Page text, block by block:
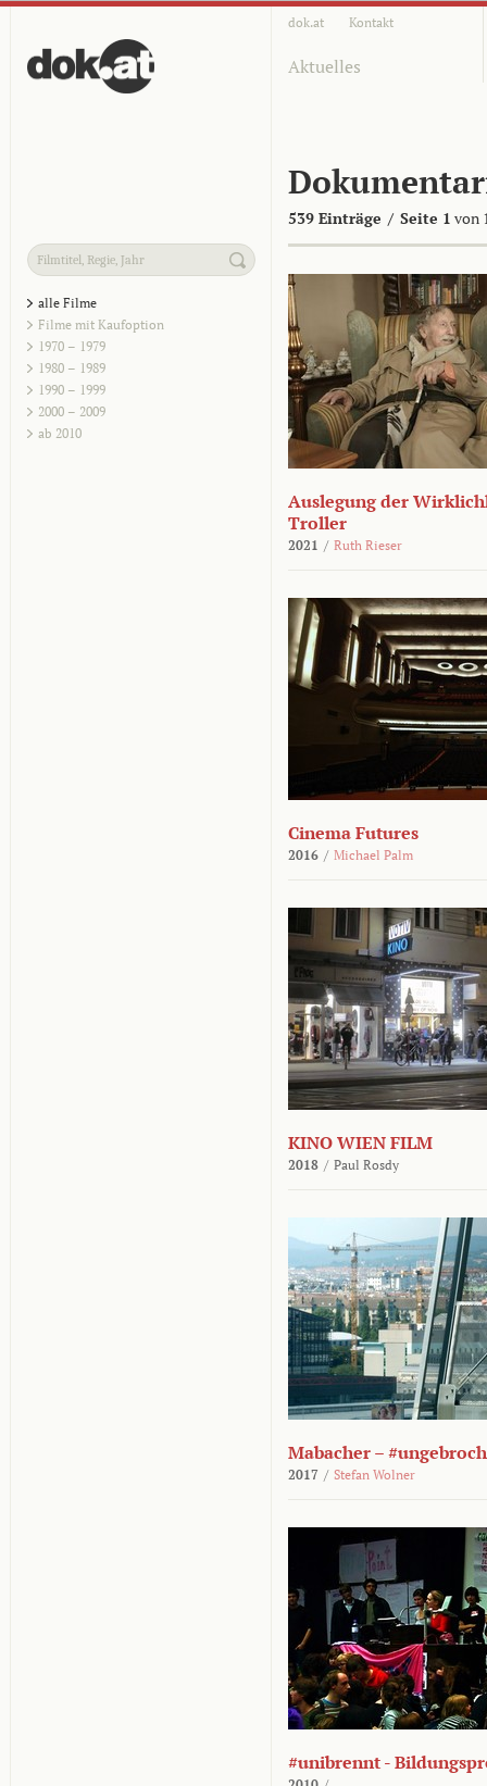
dok.at Kontakt
Aktuelles
539 Einträge / Seite 1 von
alle Filme
Filme mit Kaufoption
1970 – 1979
1980 – 1989
1990 – 1999
2000 – 2009
ab 2010
Auslegung der
Troller
2021 / Ruth Rieser
Cinema Futures
2016 / Michael Palm
KINO WIEN FILM
2018 / Paul Rosdy
Mabacher –
2017 / Stefan Wolner
#unibrennt -